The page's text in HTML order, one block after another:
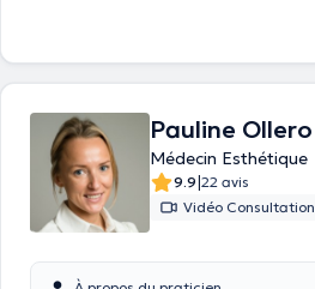
Pauline Ollero
Médecin Esthétique
9.9|22 avis
Vidéo Consultation